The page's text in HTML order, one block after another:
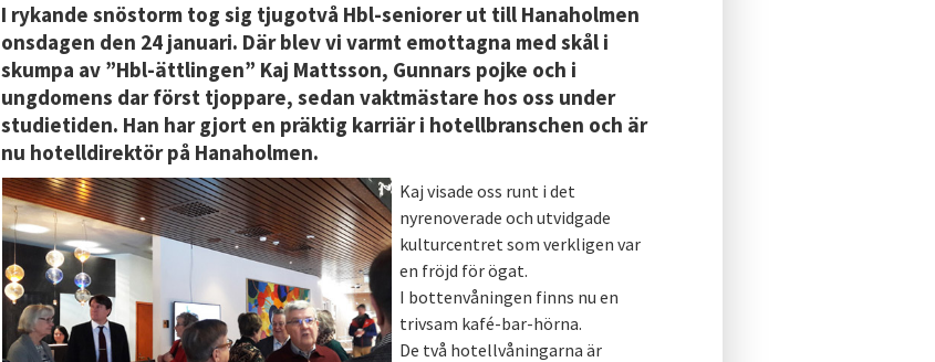
I rykande snöstorm tog sig tjugotvå Hbl-seniorer ut till Hanaholmen
onsdagen den 24 januari. Där blev vi varmt emottagna med skål i
skumpa av ”Hbl-ättlingen” Kaj Mattsson, Gunnars pojke och i
ungdomens dar först tjoppare, sedan vaktmästare hos oss under
studietiden. Han har gjort en präktig karriär i hotellbranschen och är
nu hotelldirektör på Hanaholmen.
Kaj visade oss runt i det
nyrenoverade och utvidgade
kulturcentret som verkligen var
en fröjd för ögat.
I bottenvåningen finns nu en
trivsam kafé-bar-hörna.
De två hotellvåningarna är